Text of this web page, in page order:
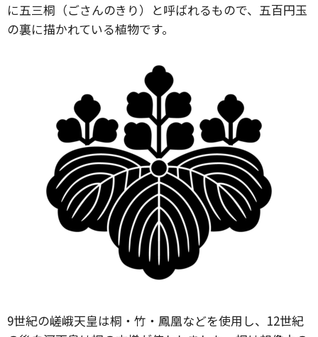
に五三桐（ごさんのきり）と呼ばれるもので、五百円玉
の裏に描かれている植物です。
9世紀の嵯峨天皇は桐・竹・鳳凰などを使用し、12世紀